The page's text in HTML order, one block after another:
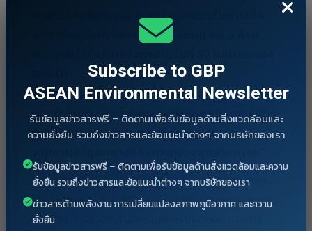
เฉพาะต้องจัดทำรายงานความปลอดภัยการเก็บ
รักษาวัตถุอันตรายประจำปีตามแบบ บฉ.๖ ท้าย
การรายงานตามวรรคหนึ่งให้ดำเนินการโดยวิธีการ
ทางอิเล็กทรอนิกส์ผ่านเครือข่ายคอมพิวเตอร์ของ
กรมโรงงานอุตสาหกรรมหรือผ่านระบบการ
2. ยกเลิก ข้อ 17 แห่งประกาศกรมโรงงานอุตสาหกรรม
เรื่อง หลักเกณฑ์และวิธีการจดทะเบียนบุคลากรเฉพาะรับ
ผิดชอบ การแจ้งมีบุคลากรเฉพาะรับผิดชอบ และการ
Subscribe to GBP
ASEAN Environmental Newsletter
รับข้อมูลข่าวสารฟรี – ติดตามเพื่อรับข้อมูลด้านสิ่งแวดล้อมและ
ความยั่งยืน รวมถึงข่าวสารและข้อแนะนำต่างๆ จากบริษัทของเรา
รับข้อมูลข่าวสารฟรี – ติดตามเพื่อรับข้อมูลด้านสิ่งแวดล้อมและความ
ยั่งยืน รวมถึงข่าวสารและข้อแนะนำต่างๆ จากบริษัทของเรา
ข่าวสารด้านพลังงาน การเปลี่ยนแปลงสภาพภูมิอากาศ และความ
ยั่งยืน